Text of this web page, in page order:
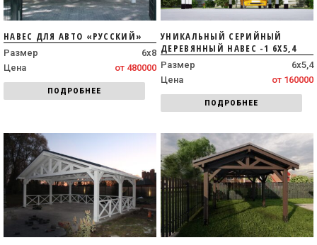
НАВЕС ДЛЯ АВТО «РУССКИЙ»
Размер
6х8
Цена
от 480000
ПОДРОБНЕЕ
УНИКАЛЬНЫЙ СЕРИЙНЫЙ
ДЕРЕВЯННЫЙ НАВЕС -1 6Х5,4
Размер
6х5,4
Цена
от 160000
ПОДРОБНЕЕ